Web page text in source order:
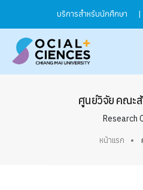
บริการสำหรับนักศึกษา |
ศูนย์วิจัย คณะ
Research
หน้าแรก